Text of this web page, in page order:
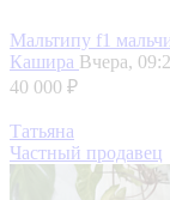
Мальтипу f1
Кашира Вчера,
40 000 ₽
Татьяна
Частный продавец